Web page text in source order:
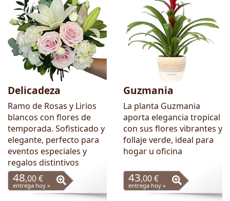
Delicadeza
Ramo de Rosas y Lirios
blancos con flores de
temporada. Sofisticado y
elegante, perfecto para
eventos especiales y
regalos distintivos
48,00 €
entrega hoy »
Guzmania
La planta Guzmania
aporta elegancia tropical
con sus flores vibrantes y
follaje verde, ideal para
hogar u oficina
43,00 €
entrega hoy »